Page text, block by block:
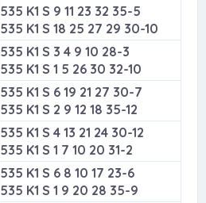
535 K1 S 9 11 23 32 35-5
535 K1 S 18 25 27 29 30-10
535 K1 S 3 4 9 10 28-3
535 K1 S 1 5 26 30 32-10
535 K1 S 6 19 21 27 30-7
535 K1 S 2 9 12 18 35-12
535 K1 S 4 13 21 24 30-12
535 K1 S 1 7 10 20 31-2
535 K1 S 6 8 10 17 23-6
535 K1 S 1 9 20 28 35-9